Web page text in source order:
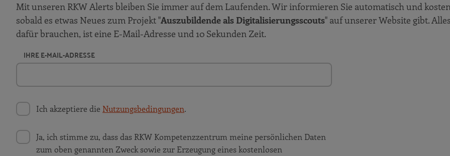
Mit unseren RKW Alerts bleiben Sie immer auf dem Laufenden. Wir informieren Sie automatisch und
sobald es etwas Neues zum Projekt "Auszubildende als Digitalisierungsscouts" auf unserer Website gibt.
dafür brauchen, ist eine E-Mail-Adresse und 10 Sekunden Zeit.
IHRE E-MAIL-ADRESSE
Ich akzeptiere die Nutzungsbedingungen.
Ja, ich stimme zu, dass das RKW Kompetenzzentrum meine persönlichen Daten
zum oben genannten Zweck sowie zur Erzeugung eines kostenlosen